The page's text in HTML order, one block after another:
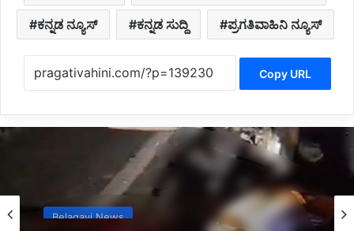
ಕನ್ನಡ ನ್ಯೂಸ್ ಕನ್ನಡ ಸುದ್ದಿ ಪ್ರಗತಿವಾಹಿನಿ ನ್ಯೂಸ್
Copy URL
Belagavi News